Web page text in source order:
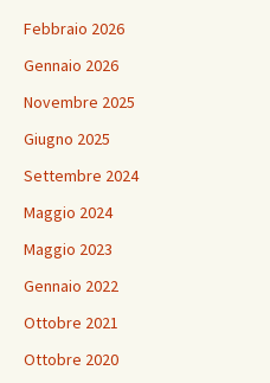
Febbraio 2026
Gennaio 2026
Novembre 2025
Giugno 2025
Settembre 2024
Maggio 2024
Maggio 2023
Gennaio 2022
Ottobre 2021
Ottobre 2020